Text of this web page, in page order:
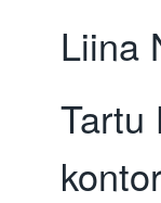
Liina
Tartu